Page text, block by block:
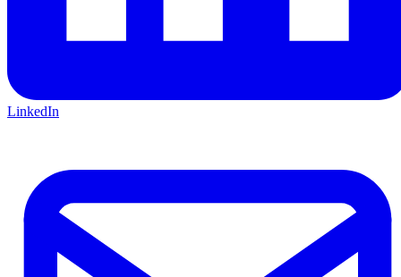
LinkedIn